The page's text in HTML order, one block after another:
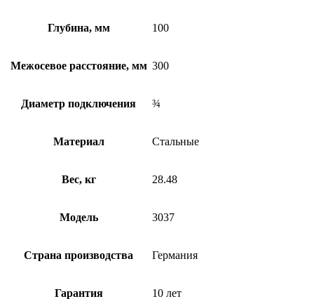
Глубина, мм 100
Межосевое расстояние, мм 300
Диаметр подключения ¾
Материал Стальные
Вес, кг 28.48
Модель 3037
Страна производства Германия
Гарантия 10 лет